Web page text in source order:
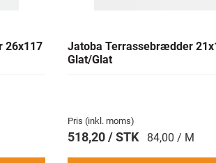
26x117
Jatoba Terrassebrædder
Glat/Glat
Pris (inkl. moms)
518,20 / STK 84,00 / M